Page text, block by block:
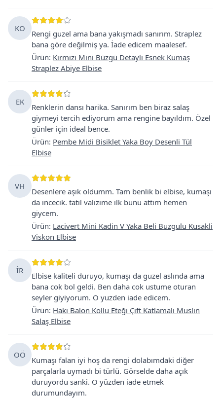
KO
Rengi guzel ama bana yakışmadı sanırım. Straplez
bana göre değilmiş ya. İade edicem maalesef.
Ürün: Kırmızı Mini Büzgü Detaylı Esnek Kumaş
Straplez Abiye Elbise
EK
Renklerin dansı harika. Sanırım ben biraz salaş
giymeyi tercih ediyorum ama rengine bayıldım. Özel
günler için ideal bence.
Ürün: Pembe Midi Bisiklet Yaka Boy Desenli Tül
Elbise
VH
Desenlere aşık oldumm. Tam benlik bi elbise, kumaşı
da incecik. tatil valizime ilk bunu attım hemen
giycem.
Ürün: Lacivert Mini Kadin V Yaka Beli Buzgulu Kusakli
Viskon Elbise
İR
Elbise kaliteli duruyo, kumaşı da guzel aslında ama
bana cok bol geldi. Ben daha cok ustume oturan
seyler giyiyorum. O yuzden iade edicem.
Ürün: Haki Balon Kollu Eteği Çift Katlamalı Muslin
Salaş Elbise
OÖ
Kumaşı falan iyi hoş da rengi dolabımdaki diğer
parçalarla uymadı bi türlü. Görselde daha açık
duruyordu sanki. O yüzden iade etmek
durumundayım.